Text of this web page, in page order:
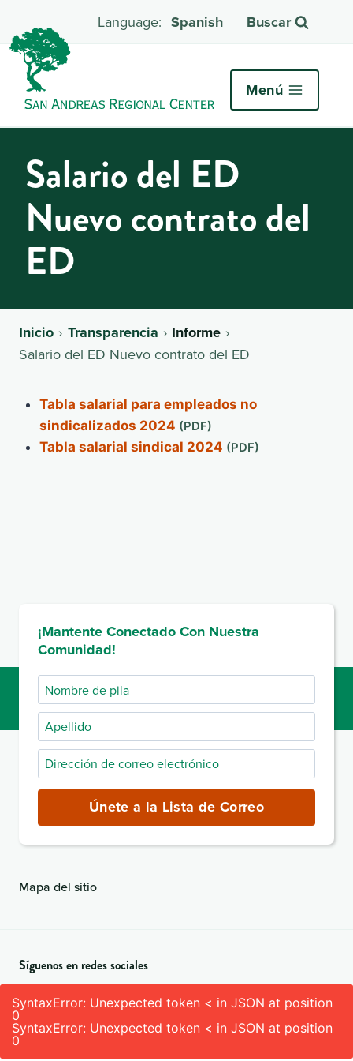
Spanish Buscar
Menú
Salario del ED
Nuevo contrato del
ED
Inicio Transparencia Informe
Salario del ED Nuevo contrato del ED
Tabla salarial para empleados no
sindicalizados 2024
Tabla salarial sindical 2024
¡Mantente Conectado Con Nuestra
Comunidad!
Nombre
de
pila
Apellido
Dirección
de
electrónico
(obligatorio)
Únete a la Lista de Correo
Mapa del sitio
Síguenos en redes sociales
SyntaxError: Unexpected token < in JSON at position
0
SyntaxError: Unexpected token < in JSON at position
0